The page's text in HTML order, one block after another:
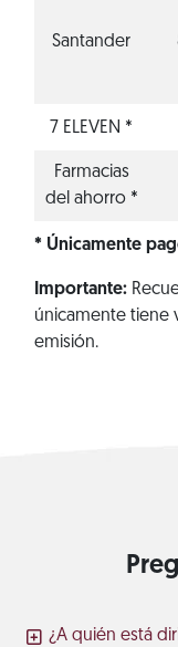
Santander
7 ELEVEN *
Farmacias
del ahorro *
* Únicamente
Importante:
únicamente tiene
emisión.
¿A quién está